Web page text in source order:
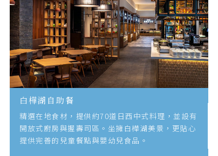
白樺湖自助餐
精選在地食材，提供約70道日西中式料理，並設有
開放式廚房與握壽司區。坐擁白樺湖美景，更貼心
提供完善的兒童餐點與嬰幼兒食品。